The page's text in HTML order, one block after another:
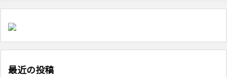
最近の投稿